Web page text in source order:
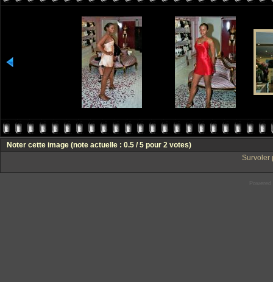
Noter cette image (note actuelle : 0.5 / 5 pour 2 votes)
Survoler